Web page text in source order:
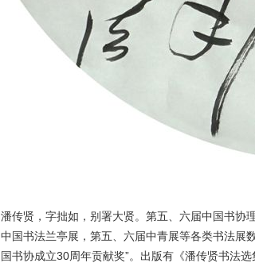
潘传贤，字拙如，别署大贤。第五、六届中国书协
中国书法兰亭展，第五、六届中青展等各类书法展
国书协成立30周年贡献奖”。出版有《潘传贤书法选